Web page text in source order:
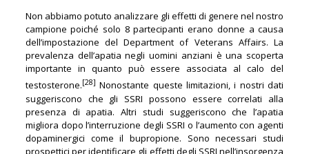
Non abbiamo potuto analizzare gli effetti di genere nel nostro
campione poiché solo 8 partecipanti erano donne a causa
dell’impostazione del Department of Veterans Affairs. La
prevalenza dell’apatia negli uomini anziani è una scoperta
importante in quanto può essere associata al calo del
testosterone.[28] Nonostante queste limitazioni, i nostri dati
suggeriscono che gli SSRI possono essere correlati alla
presenza di apatia. Altri studi suggeriscono che l’apatia
migliora dopo l’interruzione degli SSRI o l’aumento con agenti
dopaminergici come il bupropione. Sono necessari studi
prospettici per identificare gli effetti degli SSRI nell’insorgenza